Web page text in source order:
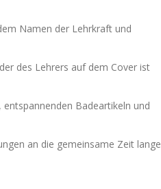
Namen der Lehrkraft und
des Lehrers auf dem Cover ist
Badeartikeln und
an die gemeinsame Zeit lange